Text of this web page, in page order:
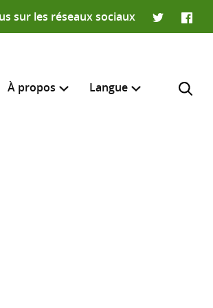
sur les réseaux sociaux
Twitter
À propos Langue